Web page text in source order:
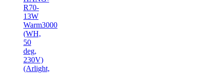
R70-
13W
Warm3000
(WH,
50
deg,
230V)
(Arlight,